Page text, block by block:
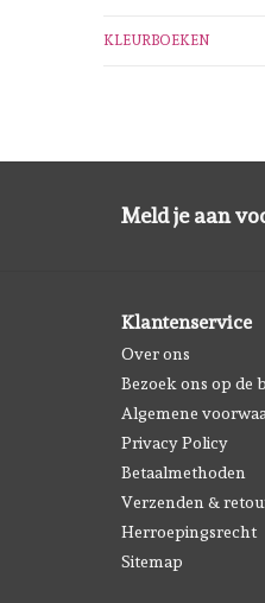
KLEURBOEKEN
Meld je aan
Klantenservice
Over ons
Bezoek ons op de
Algemene
Privacy Policy
Betaalmethoden
Verzenden &
Herroepingsrecht
Sitemap